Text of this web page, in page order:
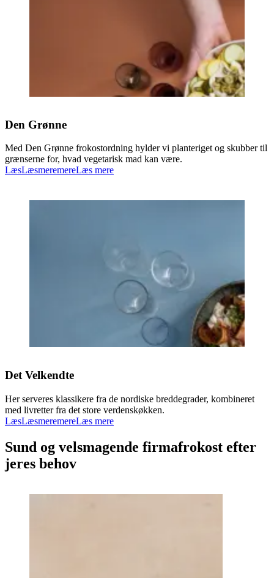
Den Grønne
Med Den Grønne frokostordning hylder vi planteriget og skubber til
grænserne for, hvad vegetarisk mad kan være.
LæsLæsmeremereLæs mere
Det Velkendte
Her serveres klassikere fra de nordiske breddegrader, kombineret
med livretter fra det store verdenskøkken.
LæsLæsmeremereLæs mere
Sund og velsmagende firmafrokost efter
jeres behov